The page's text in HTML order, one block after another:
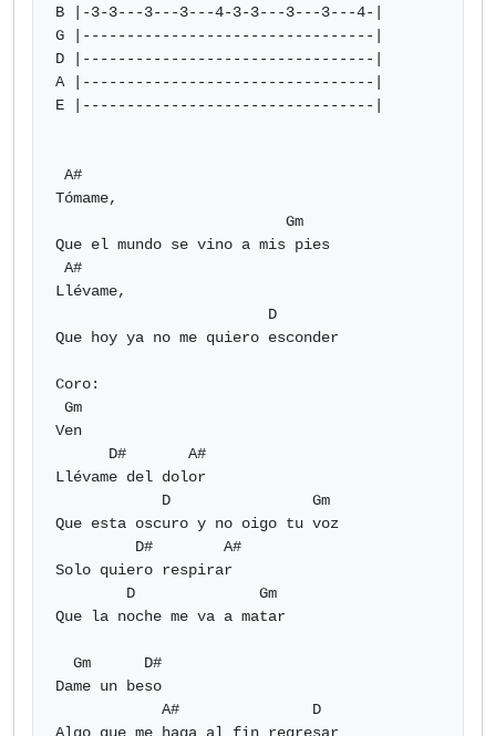
B |-3-3---3---3---4-3-3---3---3---4-|
G |---------------------------------|
D |---------------------------------|
A |---------------------------------|
E |---------------------------------|
Tómame,
Que el mundo se vino a mis pies
Llévame,
Que hoy ya no me quiero esconder
Coro:
Ven
Llévame del dolor
Que esta oscuro y no oigo tu voz
Solo quiero respirar
Que la noche me va a matar
Dame un beso